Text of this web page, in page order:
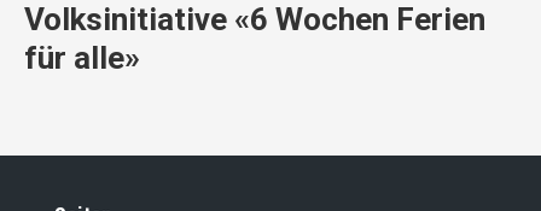
Volksinitiative «6 Wochen Ferien
für alle»